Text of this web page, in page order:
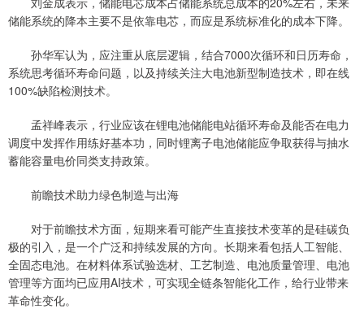
储能系统的降本主要不是依靠电芯，而应是系统标准化的成本下降。
孙华军认为，应注重从底层逻辑，结合7000次循环和日历寿命，
系统思考循环寿命问题，以及持续关注大电池新型制造技术，即在线
100%缺陷检测技术。
孟祥峰表示，行业应该在锂电池储能电站循环寿命及能否在电力
调度中发挥作用练好基本功，同时锂离子电池储能应争取获得与抽水
蓄能容量电价同类支持政策。
前瞻技术助力绿色制造与出海
对于前瞻技术方面，短期来看可能产生直接技术变革的是硅碳负
极的引入，是一个广泛和持续发展的方向。长期来看包括人工智能、
全固态电池。在材料体系试验选材、工艺制造、电池质量管理、电池
管理等方面均已应用AI技术，可实现全链条智能化工作，给行业带来
革命性变化。